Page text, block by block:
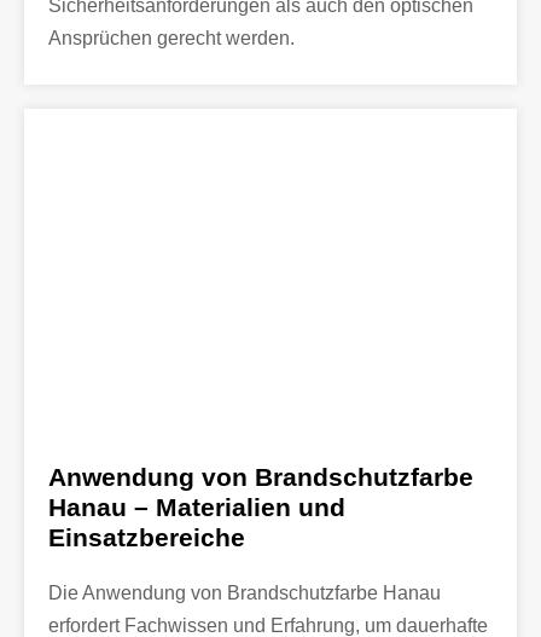
Sicherheitsanforderungen als auch den optischen
Ansprüchen gerecht werden.
Anwendung von Brandschutzfarbe
Hanau – Materialien und
Einsatzbereiche
Die Anwendung von Brandschutzfarbe Hanau
erfordert Fachwissen und Erfahrung, um dauerhafte